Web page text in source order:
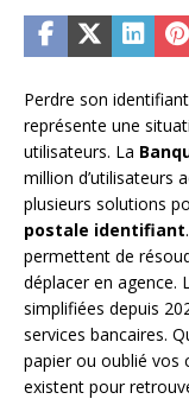
Perdre son
représente une
utilisateurs. La
million d’utilisateurs
plusieurs solutions
postale identifiant
permettent de
déplacer en agence.
simplifiées depuis
services bancaires.
papier ou oublié vos
existent pour